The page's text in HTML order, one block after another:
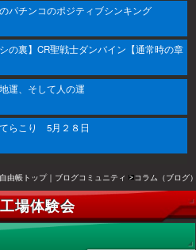
パチンコのポジティブシンキング
シの裏】CR聖戦士ダンバイン【通常時の章
運、そして人の運
らこり 5月２８日
由帳トップ｜ブログコミュニティ コラム（ブログ
場体験会